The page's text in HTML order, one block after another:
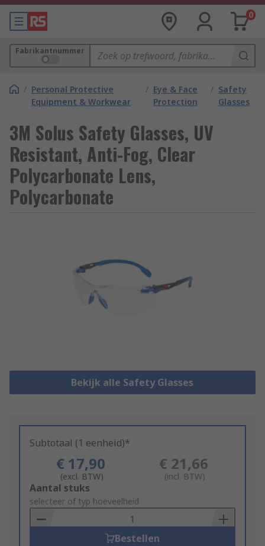
0
Fabrikantnummer
/ Personal Protective
Equipment & Workwear
/ Eye & Face
Protection
/ Safety
Glasses
3M Solus Safety Glasses, UV
Resistant, Anti-Fog, Clear
Polycarbonate Lens,
Polycarbonate
Bekijk alle Safety Glasses
Subtotaal (1 eenheid)*
€ 17,90
(excl. BTW)
€ 21,66
(incl. BTW)
Add
to
Basket
Aantal stuks
selecteer of typ hoeveelheid
Bestellen